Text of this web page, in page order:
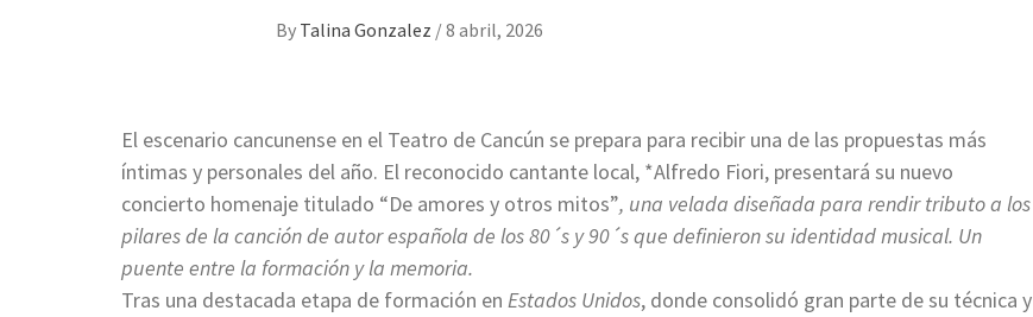
By Talina Gonzalez /8 abril, 2026
El escenario cancunense en el Teatro de Cancún se prepara para recibir una de las propuestas más
íntimas y personales del año. El reconocido cantante local, *Alfredo Fiori, presentará su nuevo
concierto homenaje titulado “De amores y otros mitos”, una velada diseñada para rendir tributo a los
pilares de la canción de autor española de los 80´s y 90´s que definieron su identidad musical. Un
puente entre la formación y la memoria.
Tras una destacada etapa de formación en Estados Unidos, donde consolidó gran parte de su técnica y